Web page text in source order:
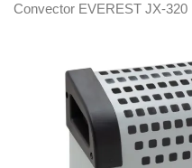
Convector EVEREST JX-320